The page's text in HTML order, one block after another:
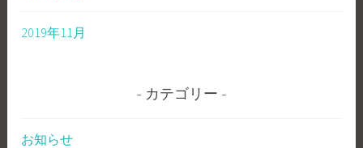
2019年11月
カテゴリー
お知らせ